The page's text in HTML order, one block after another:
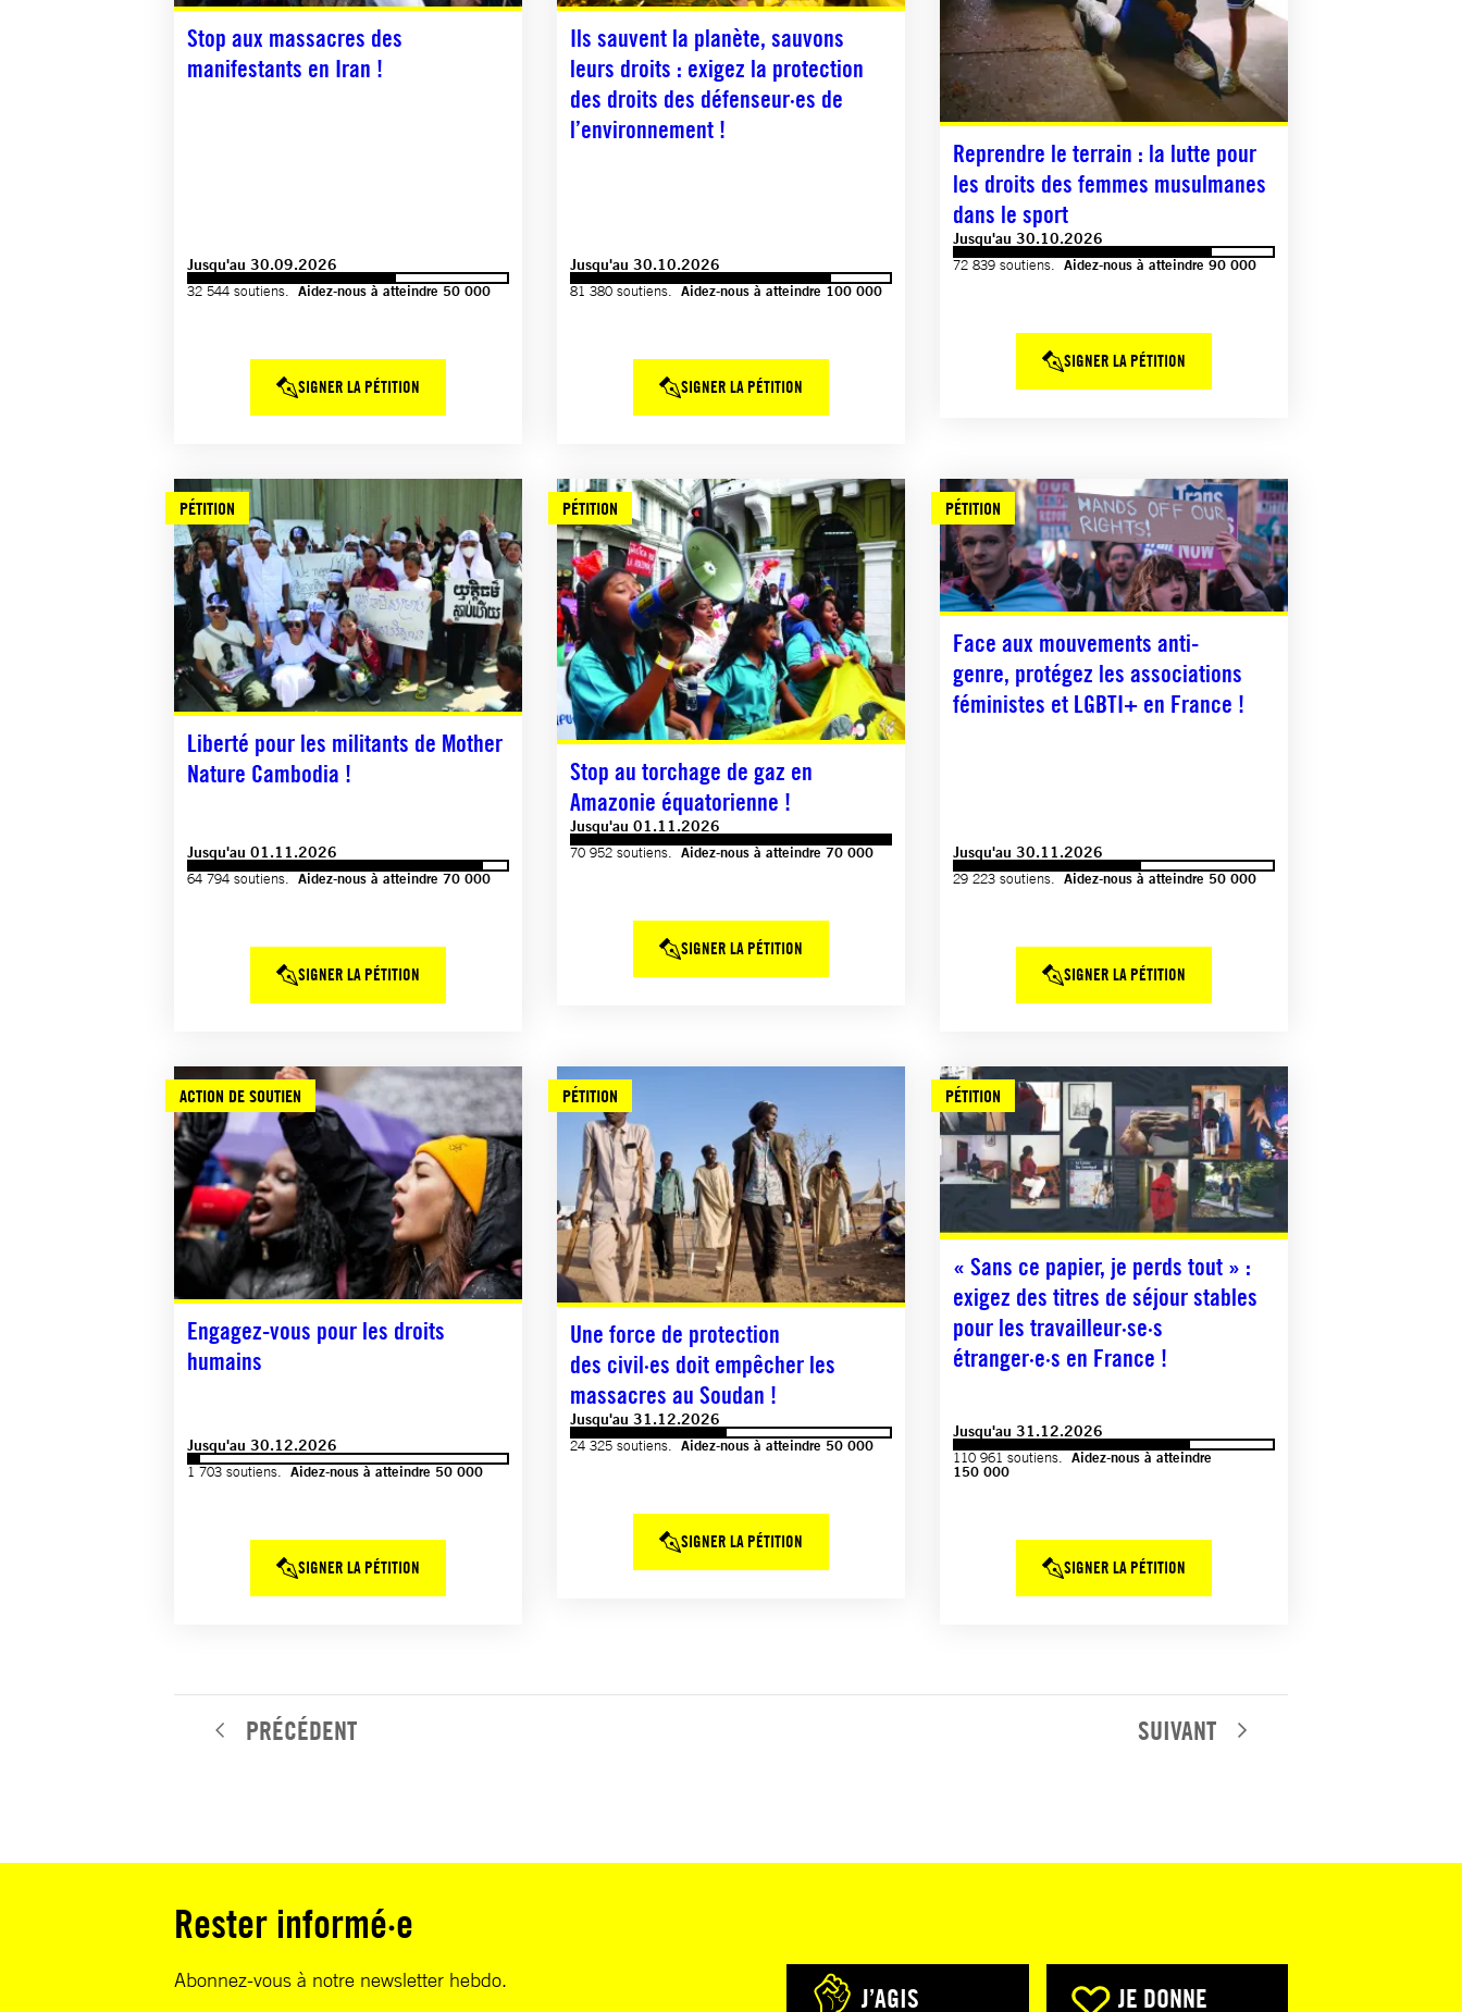
Stop aux massacres des
manifestants en Iran !
Jusqu'au 30.09.2026
32 544 soutiens. Aidez-nous à atteindre 50 000
SIGNER LA PÉTITION
Ils sauvent la planète, sauvons
leurs droits : exigez la protection
des droits des défenseur·es de
l’environnement !
Jusqu'au 30.10.2026
81 380 soutiens. Aidez-nous à atteindre 100 000
SIGNER LA PÉTITION
Reprendre le terrain : la lutte pour
les droits des femmes musulmanes
dans le sport
Jusqu'au 30.10.2026
72 839 soutiens. Aidez-nous à atteindre 90 000
SIGNER LA PÉTITION
PÉTITION
Liberté pour les militants de Mother
Nature Cambodia !
Jusqu'au 01.11.2026
64 794 soutiens. Aidez-nous à atteindre 70 000
SIGNER LA PÉTITION
PÉTITION
Stop au torchage de gaz en
Amazonie équatorienne !
Jusqu'au 01.11.2026
70 952 soutiens. Aidez-nous à atteindre 70 000
SIGNER LA PÉTITION
PÉTITION
Face aux mouvements anti-
genre, protégez les associations
féministes et LGBTI+ en France !
Jusqu'au 30.11.2026
29 223 soutiens. Aidez-nous à atteindre 50 000
SIGNER LA PÉTITION
ACTION DE SOUTIEN
Engagez-vous pour les droits
humains
Jusqu'au 30.12.2026
1 703 soutiens. Aidez-nous à atteindre 50 000
SIGNER LA PÉTITION
PÉTITION
Une force de protection
des civil·es doit empêcher les
massacres au Soudan !
Jusqu'au 31.12.2026
24 325 soutiens. Aidez-nous à atteindre 50 000
SIGNER LA PÉTITION
PÉTITION
« Sans ce papier, je perds tout » :
exigez des titres de séjour stables
pour les travailleur·se·s
étranger·e·s en France !
Jusqu'au 31.12.2026
110 961 soutiens. Aidez-nous à atteindre
150 000
SIGNER LA PÉTITION
PRÉCÉDENT SUIVANT
Rester informé·e
Abonnez-vous à notre newsletter hebdo.
J’AGIS JE DONNE